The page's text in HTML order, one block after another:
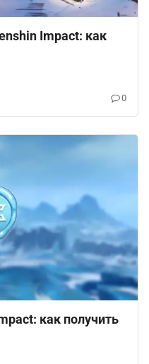
Impact: как
0
как получить